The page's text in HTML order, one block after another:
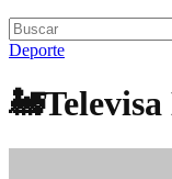
Deporte